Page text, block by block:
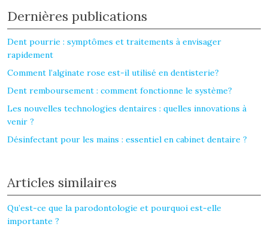
Dernières publications
Dent pourrie : symptômes et traitements à envisager
rapidement
Comment l’alginate rose est-il utilisé en dentisterie?
Dent remboursement : comment fonctionne le système?
Les nouvelles technologies dentaires : quelles innovations à
venir ?
Désinfectant pour les mains : essentiel en cabinet dentaire ?
Articles similaires
Qu’est-ce que la parodontologie et pourquoi est-elle
importante ?